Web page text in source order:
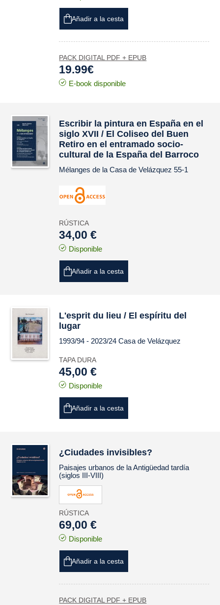
Añadir a la cesta
PACK DIGITAL PDF + EPUB
19.99€
E-book disponible
Escribir la pintura en España en el
siglo XVII / El Coliseo del Buen
Retiro en el entramado socio-
cultural de la España del Barroco
Mélanges de la Casa de Velázquez 55-1
RÚSTICA
34,00 €
Disponible
Añadir a la cesta
L'esprit du lieu / El espíritu del
lugar
1993/94 - 2023/24 Casa de Velázquez
TAPA DURA
45,00 €
Disponible
Añadir a la cesta
¿Ciudades invisibles?
Paisajes urbanos de la Antigüedad tardía
(siglos III-VIII)
RÚSTICA
69,00 €
Disponible
Añadir a la cesta
PACK DIGITAL PDF + EPUB